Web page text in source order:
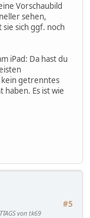
Vorschaubild
sehen,
sich ggf. noch
iPad: Da hast du
kein getrenntes
Es ist wie
#5
von tk69